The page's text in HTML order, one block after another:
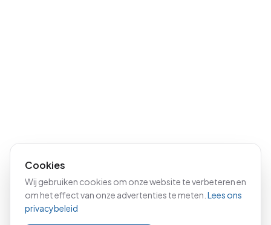
Cookies
Wij gebruiken cookies om onze website te verbeteren en
om het effect van onze advertenties te meten. Lees ons
privacybeleid